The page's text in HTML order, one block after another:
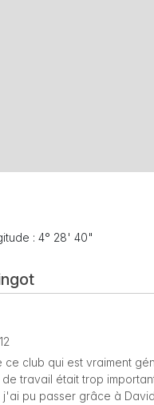
: 4° 28' 40"
club qui est vraiment
travail était trop
pu passer grâce à